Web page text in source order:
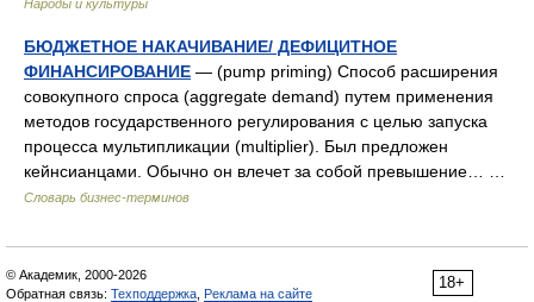
Народы и культуры
БЮДЖЕТНОЕ НАКАЧИВАНИЕ/ ДЕФИЦИТНОЕ
ФИНАНСИРОВАНИЕ — (pump priming) Способ расширения
совокупного спроса (aggregate demand) путем применения
методов государственного регулирования с целью запуска
процесса мультипликации (multiplier). Был предложен
кейнсианцами. Обычно он влечет за собой превышение… …
Словарь бизнес-терминов
18+
© Академик, 2000-2026
Обратная связь: Техподдержка Реклама на сайте